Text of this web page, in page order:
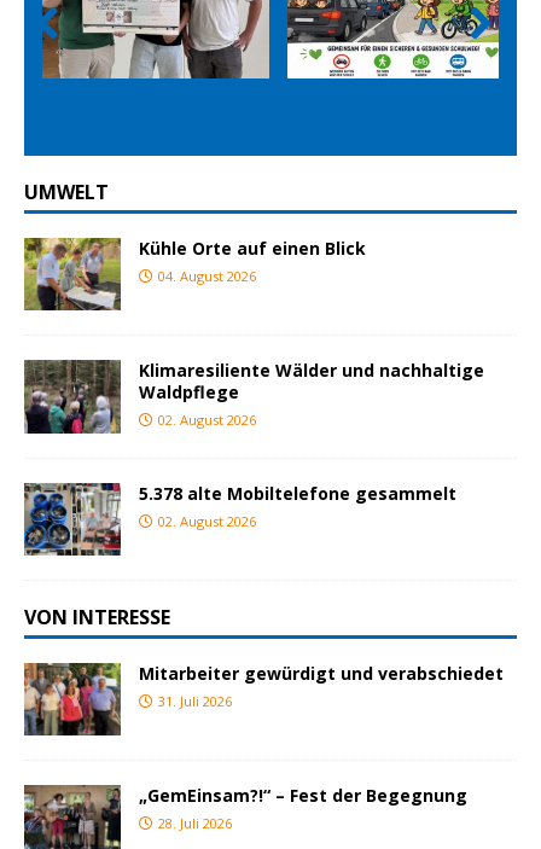
Prev
ious
Nex
t
UMWELT
Kühle Orte auf einen Blick
04. August 2026
Klimaresiliente Wälder und nachhaltige
Waldpflege
02. August 2026
5.378 alte Mobiltelefone gesammelt
02. August 2026
VON INTERESSE
Mitarbeiter gewürdigt und verabschiedet
31. Juli 2026
„GemEinsam?!“ – Fest der Begegnung
28. Juli 2026